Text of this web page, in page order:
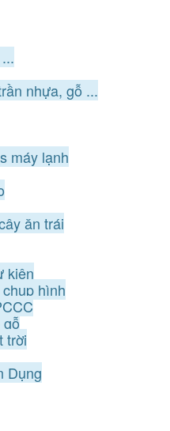
nhựa, gỗ ...
máy lạnh
ăn trái
kiện
hình
trời
Dụng